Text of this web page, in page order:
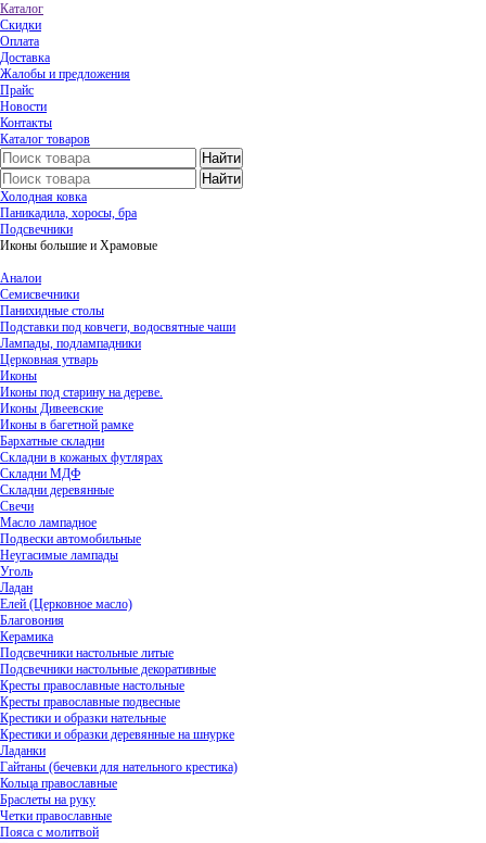
Каталог
Скидки
Оплата
Доставка
Жалобы и предложения
Прайс
Новости
Контакты
Каталог товаров
Холодная ковка
Паникадила, хоросы, бра
Подсвечники
Иконы большие и Храмовые
Аналои
Семисвечники
Панихидные столы
Подставки под ковчеги, водосвятные чаши
Лампады, подлампадники
Церковная утварь
Иконы
Иконы под старину на дереве.
Иконы Дивеевские
Иконы в багетной рамке
Бархатные складни
Складни в кожаных футлярах
Складни МДФ
Складни деревянные
Свечи
Масло лампадное
Подвески автомобильные
Неугасимые лампады
Уголь
Ладан
Елей (Церковное масло)
Благовония
Керамика
Подсвечники настольные литые
Подсвечники настольные декоративные
Кресты православные настольные
Кресты православные подвесные
Крестики и образки нательные
Крестики и образки деревянные на шнурке
Ладанки
Гайтаны (бечевки для нательного крестика)
Кольца православные
Браслеты на руку
Четки православные
Пояса с молитвой